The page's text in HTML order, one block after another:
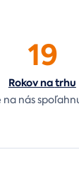
19
Rokov natrhu
na nás